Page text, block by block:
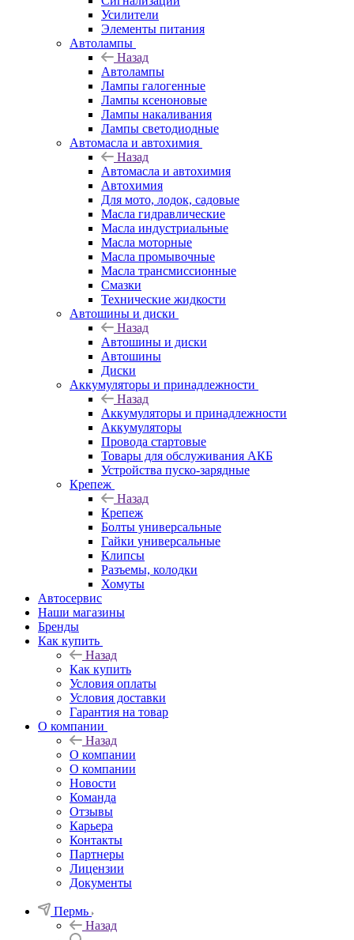
Усилители
Элементы питания
Автолампы
Назад
Автолампы
Лампы галогенные
Лампы ксеноновые
Лампы накаливания
Лампы светодиодные
Автомасла и автохимия
Назад
Автомасла и автохимия
Автохимия
Для мото, лодок, садовые
Масла гидравлические
Масла индустриальные
Масла моторные
Масла промывочные
Масла трансмиссионные
Смазки
Технические жидкости
Автошины и диски
Назад
Автошины и диски
Автошины
Диски
Аккумуляторы и принадлежности
Назад
Аккумуляторы и принадлежности
Аккумуляторы
Провода стартовые
Товары для обслуживания АКБ
Устройства пуско-зарядные
Крепеж
Назад
Крепеж
Болты универсальные
Гайки универсальные
Клипсы
Разъемы, колодки
Хомуты
Автосервис
Наши магазины
Бренды
Как купить
Назад
Как купить
Условия оплаты
Условия доставки
Гарантия на товар
О компании
Назад
О компании
О компании
Новости
Команда
Отзывы
Карьера
Контакты
Партнеры
Лицензии
Документы
Пермь
Назад